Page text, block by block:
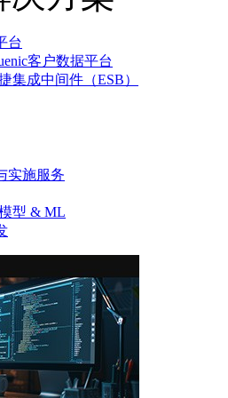
台
客户数据平台
集成中间件（ESB）
实施服务
型 & ML